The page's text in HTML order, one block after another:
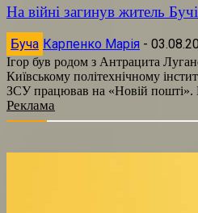
На війні загинув житель
Буча Карпенко Марія -
Ігор був родом з Антрацита
Київському політехнічному
ЗСУ працював на «Новій пошті».
Реклама